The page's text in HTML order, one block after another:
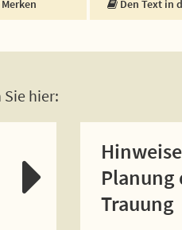
Den Text in
hier:
Trauung